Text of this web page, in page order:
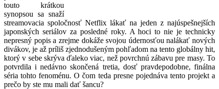
touto krátkou
synopsou sa snaží
streamovacia spoločnosť Netflix lákať na jeden z najúspešnejších
japonských seriálov za posledné roky. A hoci to nie je technicky
nepresný popis a zrejme dokáže svojou údernosťou nalákať nových
divákov, je až príliš zjednodušeným pohľadom na tento globálny hit,
ktorý v sebe skrýva ďaleko viac, než povrchnú zábavu pre masy. To
potvrdila i nedávno skončená tretia, dosť pravdepodobne, finálna
séria tohto fenoménu. O čom teda presne pojednáva tento projekt a
prečo by ste mu mali dať šancu?